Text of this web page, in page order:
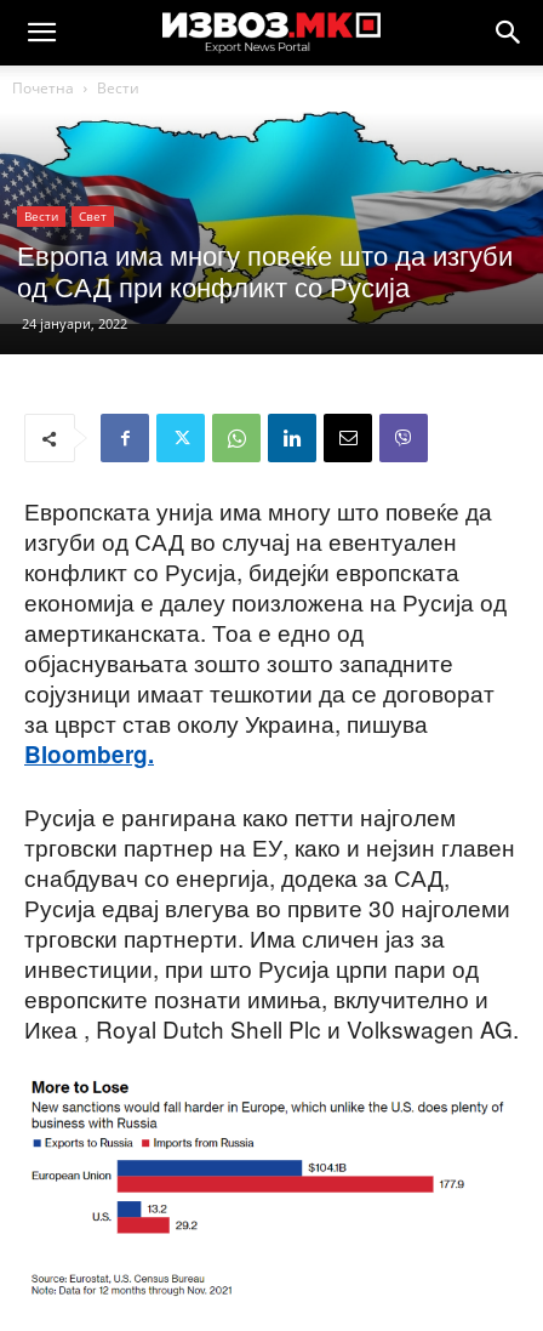
Почетна Вести
Вести Свет
Европа има многу повеќе што да изгуби
од САД при конфликт со Русија
24 јануари, 2022
Европската унија има многу што повеќе да
изгуби од САД во случај на евентуален
конфликт со Русија, бидејќи европската
економија е далеу поизложена на Русија од
амертиканската. Тоа е едно од
објаснувањата зошто зошто западните
сојузници имаат тешкотии да се договорат
за цврст став околу Украина, пишува
Bloomberg.
Русија е рангирана како петти најголем
трговски партнер на ЕУ, како и нејзин главен
снабдувач со енергија, додека за САД,
Русија едвај влегува во првите 30 најголеми
трговски партнерти. Има сличен јаз за
инвестиции, при што Русија црпи пари од
европските познати имиња, вклучително и
Икеа , Royal Dutch Shell Plc и Volkswagen AG.